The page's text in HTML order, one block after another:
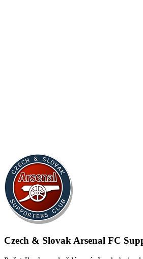
Czech & Slovak Arsenal FC